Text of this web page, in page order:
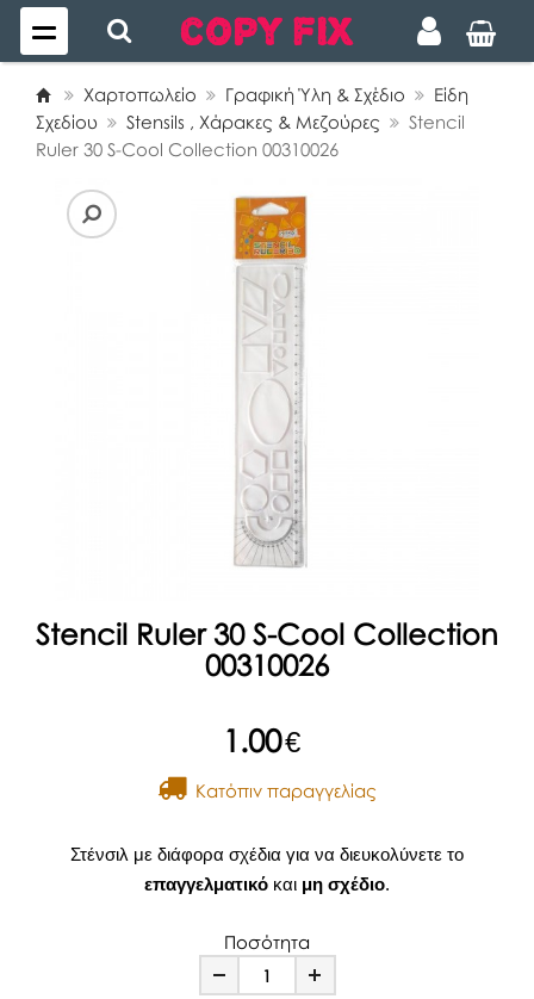
Χαρτοπωλείο Γραφική Ύλη & Σχέδιο
Είδη
Σχεδίου
Stensils , Χάρακες & Μεζούρες
Stencil
Ruler 30 S-Cool Collection 00310026
Stencil Ruler 30 S-Cool Collection
00310026
1.00€
Kατόπιν παραγγελίας
Στένσιλ με διάφορα σχέδια για να διευκολύνετε το
επαγγελματικό και μη σχέδιο.
Ποσότητα
Minus Plus